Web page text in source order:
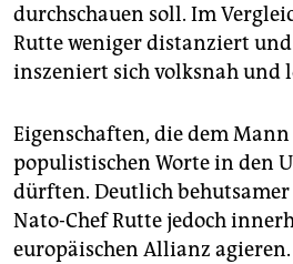
durchschauen soll. Im
Rutte weniger distanziert
inszeniert sich volksnah und
Eigenschaften, die dem
populistischen Worte in den
dürften. Deutlich behutsamer
Nato-Chef Rutte jedoch
europäischen Allianz